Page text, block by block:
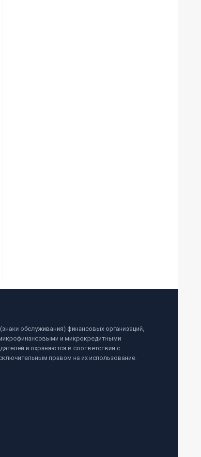
обслуживания) финансовых организаций,
и микрокредитными
и охраняются в соответствии с
правом на их использование.